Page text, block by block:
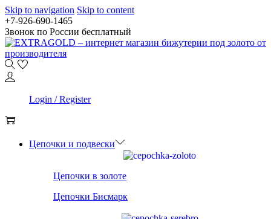
Skip to navigation Skip to content
+7-926-690-1465
Звонок по России бесплатный
Login / Register
Цепочки и подвески
Цепочки в золоте
Цепочки Бисмарк